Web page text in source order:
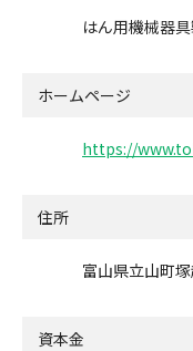
はん用機械器
ホームページ
https://
住所
富山県立山町
資本金